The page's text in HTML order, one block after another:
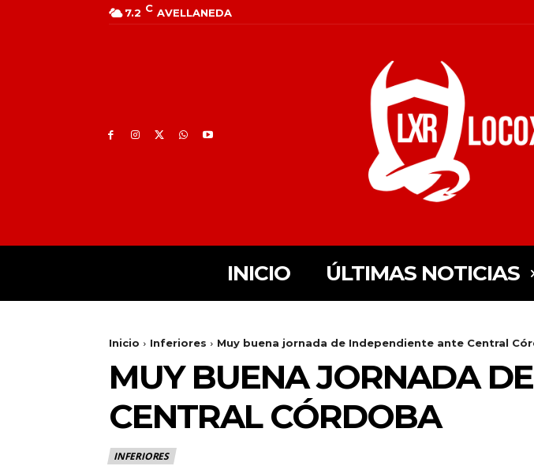
7.2 C AVELLANEDA
INICIO ÚLTIMAS NOTICIAS
Inicio Inferiores Muy buena jornada de Independiente ante Central
MUY BUENA JORNADA
CENTRAL CÓRDOBA
INFERIORES